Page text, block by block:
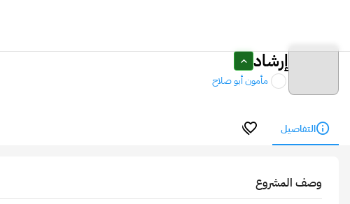
إرشاد
مأمون أبو صلاح
التفاصيل
وصف المشروع